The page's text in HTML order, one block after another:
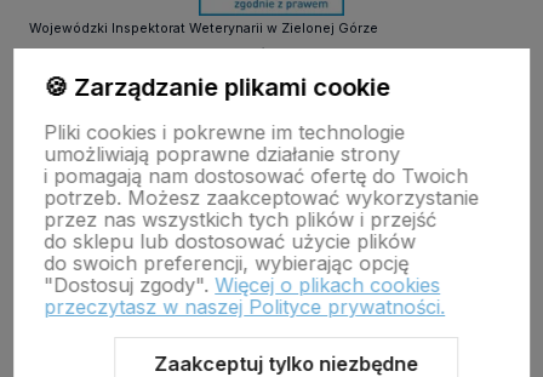
Wojewódzki Inspektorat Weterynarii w Zielonej Górze
tel. 68 453 73 00 tel. 68 453 73 01
zielonagora.wiw@wet.zgora.pl
GŁÓWNY INSPEKTORAT WETERYNARII
OBRÓT DETALICZNY PRODUKTAMI OTC NA ODLEGŁOŚĆ
🍪 Zarządzanie plikami cookie
Pliki cookies i pokrewne im technologie
umożliwiają poprawne działanie strony
i pomagają nam dostosować ofertę do Twoich
potrzeb. Możesz zaakceptować wykorzystanie
przez nas wszystkich tych plików i przejść
do sklepu lub dostosować użycie plików
do swoich preferencji, wybierając opcję
"Dostosuj zgody". Więcej o plikach cookies
przeczytasz w naszej Polityce prywatności.
Zaakceptuj tylko niezbędne